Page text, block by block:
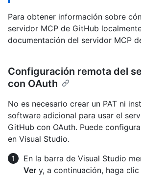
Para obtener información sobre
servidor MCP de GitHub
documentación del servidor MCP
Configuración remota del
con OAuth
No es necesario crear un PAT ni
software adicional para usar el
GitHub con OAuth. Puede
en Visual Studio.
En la barra de Visual Studio
Ver y, a continuación, haga clic